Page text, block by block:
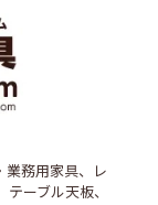
業務用家具、レ
ーブル天板、